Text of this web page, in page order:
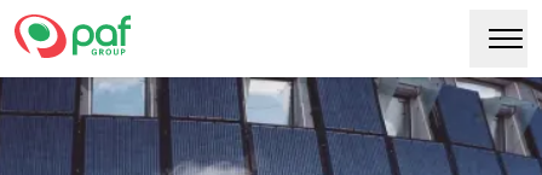
Hoppa
till
huvudinnehåll
Paf